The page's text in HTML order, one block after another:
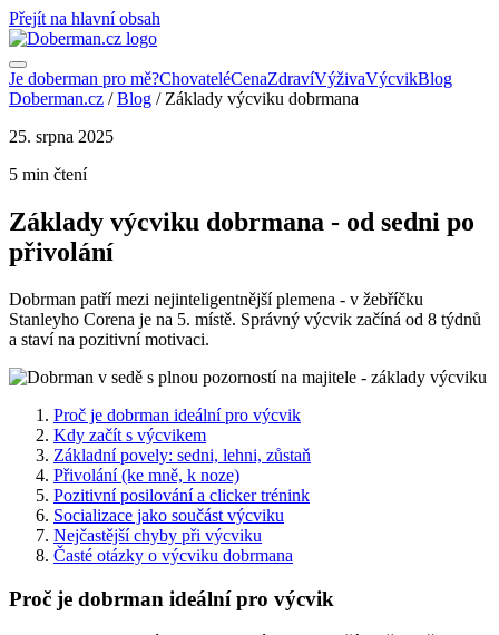
Přejít na hlavní obsah
Je doberman pro mě?ChovateléCenaZdravíVýživaVýcvikBlog
Doberman.cz / Blog / Základy výcviku dobrmana
25. srpna 2025
5 min čtení
Základy výcviku dobrmana - od sedni po
přivolání
Dobrman patří mezi nejinteligentnější plemena - v žebříčku
Stanleyho Corena je na 5. místě. Správný výcvik začíná od 8 týdnů
a staví na pozitivní motivaci.
Proč je dobrman ideální pro výcvik
Kdy začít s výcvikem
Základní povely: sedni, lehni, zůstaň
Přivolání (ke mně, k noze)
Pozitivní posilování a clicker trénink
Socializace jako součást výcviku
Nejčastější chyby při výcviku
Časté otázky o výcviku dobrmana
Proč je dobrman ideální pro výcvik